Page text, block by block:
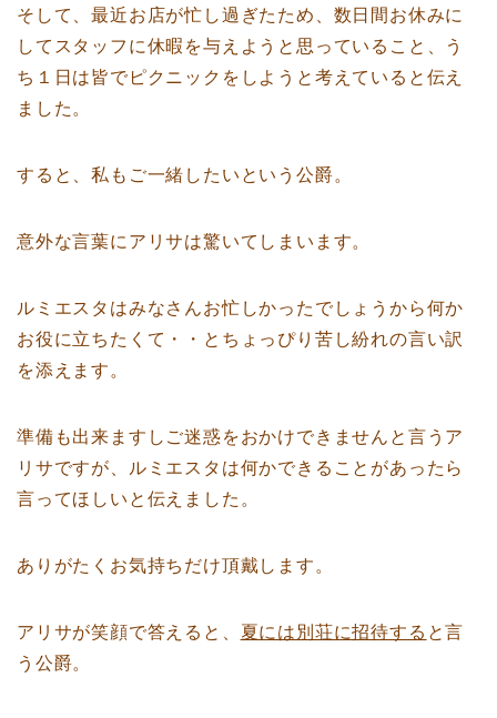
そして、最近お店が忙し過ぎたため、数日間お休みに
してスタッフに休暇を与えようと思っていること、う
ち１日は皆でピクニックをしようと考えていると伝え
ました。
すると、私もご一緒したいという公爵。
意外な言葉にアリサは驚いてしまいます。
ルミエスタはみなさんお忙しかったでしょうから何か
お役に立ちたくて・・とちょっぴり苦し紛れの言い訳
を添えます。
準備も出来ますしご迷惑をおかけできませんと言うア
リサですが、ルミエスタは何かできることがあったら
言ってほしいと伝えました。
ありがたくお気持ちだけ頂戴します。
アリサが笑顔で答えると、 夏には別荘に招待する と言
う公爵。